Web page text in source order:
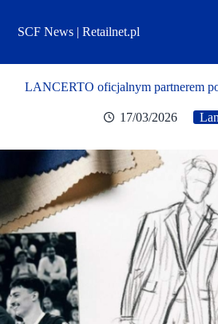
treściSCF News | Retailnet.pl
LANCERTO oficjalnym partnerem
17/03/2026